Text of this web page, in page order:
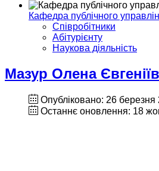
Кафедра публічного
Співробітники
Абітурієнту
Наукова діяльність
Мазур Олена
Опубліковано: 26 березня
Останнє оновлення: 18